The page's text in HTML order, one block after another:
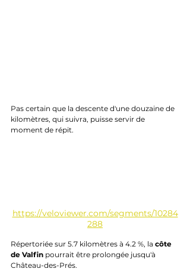
Pas certain que la descente d'une douzaine de
kilomètres, qui suivra, puisse servir de
moment de répit.
https://veloviewer.com/segments/10284
288
Répertoriée sur 5.7 kilomètres à 4.2 %, la côte
de Valfin pourrait être prolongée jusqu'à
Château-des-Prés.